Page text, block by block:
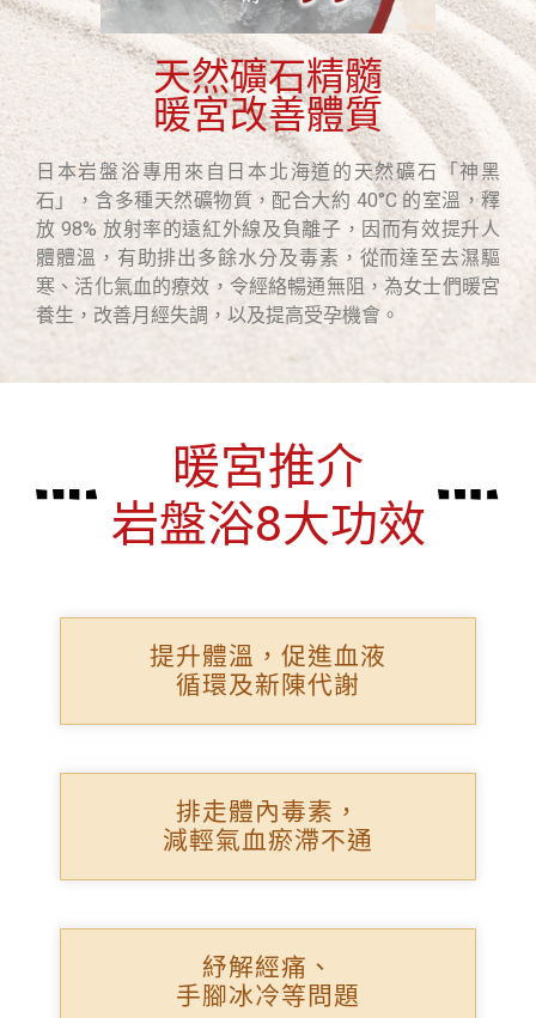
天然礦石精髓
暖宮改善體質
日本岩盤浴專用來自日本北海道的天然礦石「神黑
石」，含多種天然礦物質，配合大約 40°C 的室溫，釋
放 98% 放射率的遠紅外線及負離子，因而有效提升人
體體溫，有助排出多餘水分及毒素，從而達至去濕驅
寒、活化氣血的療效，令經絡暢通無阻，為女士們暖宮
養生，改善月經失調，以及提高受孕機會。
暖宮推介
岩盤浴8大功效
提升體溫，促進血液
循環及新陳代謝
排走體內毒素，
減輕氣血瘀滯不通
紓解經痛、
手腳冰冷等問題